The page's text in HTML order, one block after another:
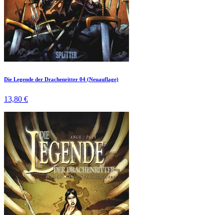
Die Legende der Drachenritter 04 (Neuauflage)
13,80 €